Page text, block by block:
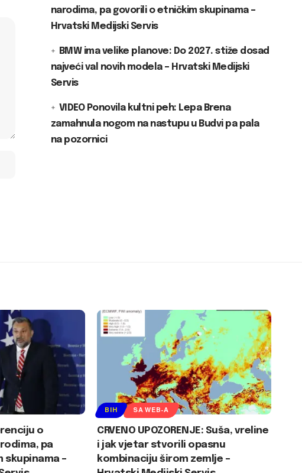
narodima, pa govorili o etničkim skupinama –
Hrvatski Medijski Servis
BMW ima velike planove: Do 2027. stiže dosad
najveći val novih modela – Hrvatski Medijski
Servis
VIDEO Ponovila kultni peh: Lepa Brena
zamahnula nogom na nastupu u Budvi pa pala
na pozornici
o
pa
skupinama –
BIH SA WEB-A
CRVENO UPOZORENJE: Suša, vreline
i jak vjetar stvorili opasnu
kombinaciju širom zemlje –